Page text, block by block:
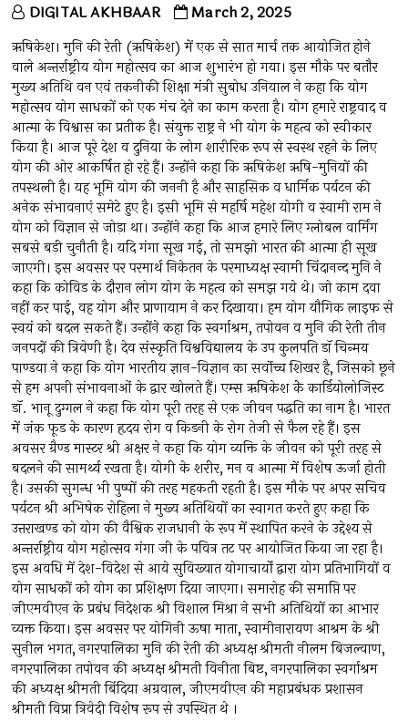
DIGITAL AKHBAAR March 2, 2025
ऋषिकेश। मुनि की रेती (ऋषिकेश) में एक से सात मार्च तक आयोजित होने
वाले अन्तर्राष्ट्रीय योग महोत्सव का आज शुभारंभ हो गया। इस मौके पर बतौर
मुख्य अतिथि वन एवं तकनीकी शिक्षा मंत्री सुबोध उनियाल ने कहा कि योग
महोत्सव योग साधकों को एक मंच देने का काम करता है। योग हमारे राष्ट्रवाद व
आत्मा के विश्वास का प्रतीक है। संयुक्त राष्ट्र ने भी योग के महत्व को स्वीकार
किया है। आज पूरे देश व दुनिया के लोग शारीरिक रूप से स्वस्थ रहने के लिए
योग की ओर आकर्षित हो रहे हैं। उन्होंने कहा कि ऋषिकेश ऋषि-मुनियों की
तपस्थली है। यह भूमि योग की जननी है और साहसिक व धार्मिक पर्यटन की
अनेक संभावनाएं समेटे हुए है। इसी भूमि से महर्षि महेश योगी व स्वामी राम ने
योग को विज्ञान से जोड़ा था। उन्होंने कहा कि आज हमारे लिए ग्लोबल वार्मिंग
सबसे बड़ी चुनौती है। यदि गंगा सूख गई, तो समझो भारत की आत्मा ही सूख
जाएगी। इस अवसर पर परमार्थ निकेतन के परमाध्यक्ष स्वामी चिंदानन्द मुनि ने
कहा कि कोविड के दौरान लोग योग के महत्व को समझ गये थे। जो काम दवा
नहीं कर पाई, वह योग और प्राणायाम ने कर दिखाया। हम योग यौगिक लाइफ से
स्वयं को बदल सकते हैं। उन्होंने कहा कि स्वर्गाश्रम, तपोवन व मुनि की रेती तीन
जनपदों की त्रिवेणी है। देव संस्कृति विश्वविद्यालय के उप कुलपति डाॅ चिन्मय
पाण्डया ने कहा कि योग भारतीय ज्ञान-विज्ञान का सर्वोच्च शिखर है, जिसको छूने
से हम अपनी संभावनाओं के द्वार खोलते हैं। एम्स ऋषिकेश केे कार्डियोलोजिस्ट
डाॅ. भानू दुग्गल ने कहा कि योग पूरी तरह से एक जीवन पद्धति का नाम है। भारत
में जंक फूड के कारण हृदय रोग व किडनी के रोग तेजी से फैल रहे हैं। इस
अवसर ग्रैण्ड मास्टर श्री अक्षर ने कहा कि योग व्यक्ति के जीवन को पूरी तरह से
बदलने की सामर्थ्य रखता है। योगी के शरीर, मन व आत्मा में विशेष ऊर्जा होती
है। उसकी सुगन्ध भी पुष्पों की तरह महकती रहती है। इस मौके पर अपर सचिव
पर्यटन श्री अभिषेक रोहिला ने मुख्य अतिथियों का स्वागत करते हुए कहा कि
उत्तराखण्ड को योग की वैश्विक राजधानी के रूप में स्थापित करने के उद्देश्य से
अन्तर्राष्ट्रीय योग महोत्सव गंगा जी के पवित्र तट पर आयोजित किया जा रहा है।
इस अवधि में देश-विदेश से आये सुविख्यात योगाचार्यों द्वारा योग प्रतिभागियों व
योग साधकों को योग का प्रशिक्षण दिया जाएगा। समारोह की समाप्ति पर
जीएमवीएन के प्रबंध निदेशक श्री विशाल मिश्रा ने सभी अतिथियों का आभार
व्यक्त किया। इस अवसर पर योगिनी ऊषा माता, स्वामीनारायण आश्रम के श्री
सुनील भगत, नगरपालिका मुनि की रेती की अध्यक्ष श्रीमती नीलम बिजल्वाण,
नगरपालिका तपोवन की अध्यक्ष श्रीमती विनीता बिष्ट, नगरपालिका स्वर्गाश्रम
की अध्यक्ष श्रीमती बिंदिया अग्रवाल, जीएमवीएन की महाप्रबंधक प्रशासन
श्रीमती विप्रा त्रिवेदी विशेष रूप से उपस्थित थे ।